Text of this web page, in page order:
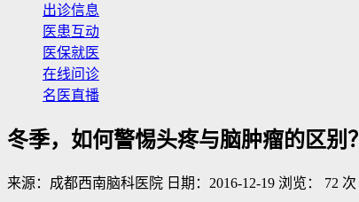
出诊信息
医患互动
医保就医
在线问诊
名医直播
冬季，如何警惕头疼与脑肿瘤的区别？
来源：成都西南脑科医院 日期：2016-12-19 浏览： 72 次